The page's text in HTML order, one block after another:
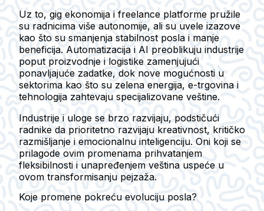
Uz to, gig ekonomija i freelance platforme pružile
su radnicima više autonomije, ali su uvele izazove
kao što su smanjenja stabilnost posla i manje
beneficija. Automatizacija i AI preoblikuju industrije
poput proizvodnje i logistike zamenjujući
ponavljajuće zadatke, dok nove mogućnosti u
sektorima kao što su zelena energija, e-trgovina i
tehnologija zahtevaju specijalizovane veštine.
Industrije i uloge se brzo razvijaju, podstičući
radnike da prioritetno razvijaju kreativnost, kritičko
razmišljanje i emocionalnu inteligenciju. Oni koji se
prilagode ovim promenama prihvatanjem
fleksibilnosti i unapređenjem veština uspeće u
ovom transformisanju pejzaža.
Koje promene pokreću evoluciju posla?